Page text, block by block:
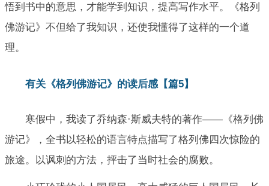
悟到书中的意思，才能学到知识，提高写作水平。《格列
佛游记》不但给了我知识，还使我懂得了这样的一个道
理。
有关《格列佛游记》的读后感【篇5】
寒假中，我读了乔纳森·斯威夫特的著作——《格列佛
游记》，全书以轻松的语言特点描写了格列佛四次惊险的
旅途。以讽刺的方法，抨击了当时社会的腐败。